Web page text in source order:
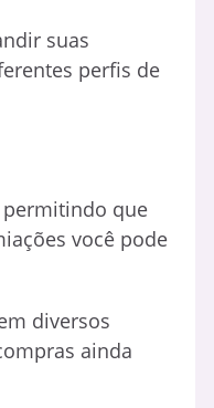
suas
perfis de
permitindo que
você pode
diversos
ainda